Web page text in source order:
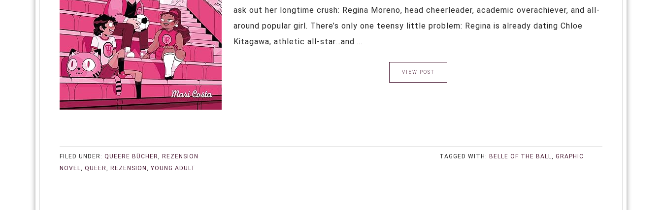
ask out her longtime crush: Regina Moreno, head cheerleader, academic overachiever, and all-
around popular girl. There’s only one teensy little problem: Regina is already dating Chloe
Kitagawa, athletic all-star…and ...
VIEW POST
FILED UNDER: QUEERE BÜCHER, REZENSION TAGGED WITH:BELLE OF THE BALL,GRAPHIC
NOVEL, QUEER, REZENSION, YOUNG ADULT